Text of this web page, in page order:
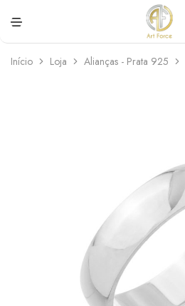
Force
personalizadas
Início Loja Alianças - Prata 925